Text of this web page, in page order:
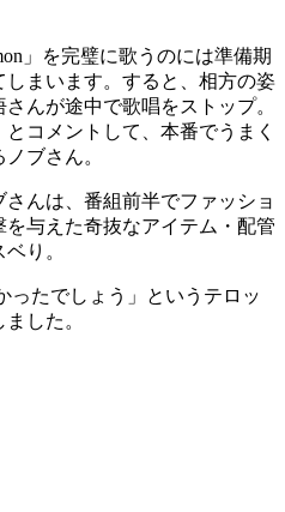
」を完璧に歌うのには準備期
まいます。すると、相方の姿
んが途中で歌唱をストップ。
とコメントして、本番でうまく
ブさん。
んは、番組前半でファッショ
与えた奇抜なアイテム・配管
り。
ったでしょう」というテロッ
した。